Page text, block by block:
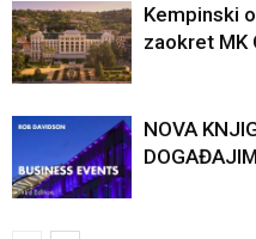
Kempinski
zaokret MK
NOVA